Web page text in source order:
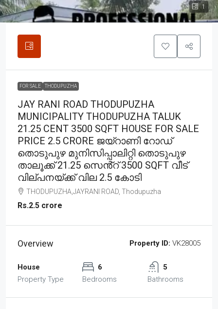
1
FOR SALE THODUPUZHA
JAY RANI ROAD THODUPUZHA
MUNICIPALITY THODUPUZHA TALUK
21.25 CENT 3500 SQFT HOUSE FOR SALE
PRICE 2.5 CRORE ജയ്റാണി റോഡ്
തൊടുപുഴ മുനിസിപ്പാലിറ്റി തൊടുപുഴ
താലൂക്ക് 21.25 സെൻ്റ് 3500 SQFT വീട്
വില്പനയ്ക്ക് വില 2.5 കോടി
THODUPUZHA,JAYRANI ROAD, Thodupuzha
Rs.2.5 crore
Overview Property ID: VK28005
House
Property Type
6
Bedrooms
5
Bathrooms